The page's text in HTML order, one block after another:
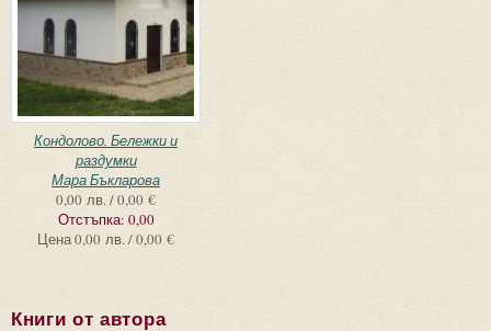
Кондолово. Бележки и
раздумки
Мара Бъкларова
0,00 лв. / 0,00 €
Отстъпка: 0,00
Цена0,00 лв. / 0,00 €
Книги от автора